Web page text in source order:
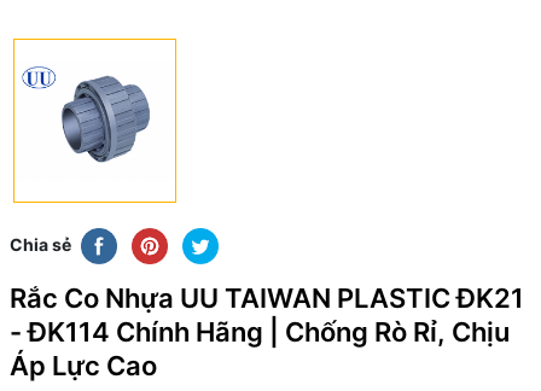
Chia sẻ
Rắc Co Nhựa UU TAIWAN PLASTIC ĐK21
- ĐK114 Chính Hãng | Chống Rò Rỉ, Chịu
Áp Lực Cao